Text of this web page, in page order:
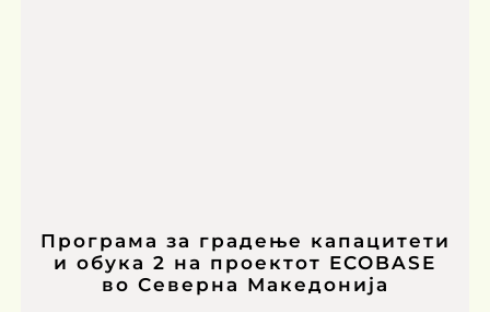
Програма за градење капацитети
и обука 2 на проектот ECOBASE
во Северна Македонија